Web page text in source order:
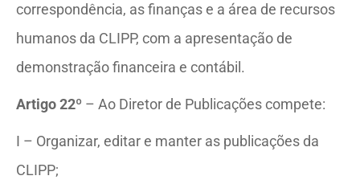
correspondência, as finanças e a área de recursos
humanos da CLIPP, com a apresentação de
demonstração financeira e contábil.
Artigo 22º – Ao Diretor de Publicações compete:
I – Organizar, editar e manter as publicações da
CLIPP;